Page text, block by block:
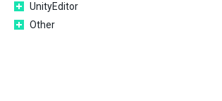
UnityEditor
Other